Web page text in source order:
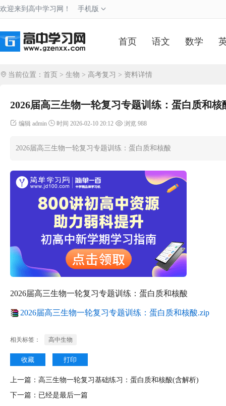
欢迎来到高中学习网！ 手机版
首页 语文 数学
当前位置： 首页 > 生物 > 高考复习 > 资料详情
2026届高三生物一轮复习专题训练：蛋白质和核
编辑 admin 时间 2026-02-10 20:12 浏览 988
2026届高三生物一轮复习专题训练：蛋白质和核酸
2026届高三生物一轮复习专题训练：蛋白质和核酸
2026届高三生物一轮复习专题训练：蛋白质和核酸.zip
相关标签： 高中生物
收藏 打印
上一篇： 高三生物一轮复习基础练习：蛋白质和核酸(含解析)
下一篇：已经是最后一篇